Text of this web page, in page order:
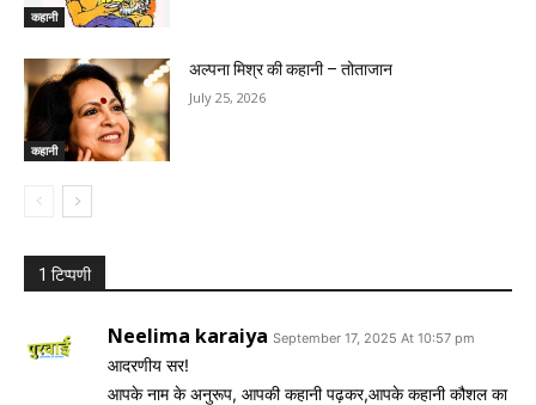
कहानी
कहानी
अल्पना मिश्र की कहानी – तोताजान
July 25, 2026
1 टिप्पणी
Neelima karaiya September 17, 2025 At 10:57 pm
आदरणीय सर!
आपके नाम के अनुरूप, आपकी कहानी पढ़कर,आपके कहानी कौशल का